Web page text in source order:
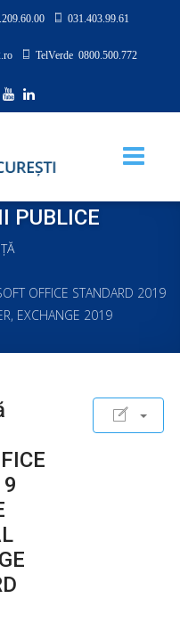
031.403.99.61
TelVerde 0800.500.772
PUBLICE
OFFICE STANDARD 2019
EXCHANGE 2019